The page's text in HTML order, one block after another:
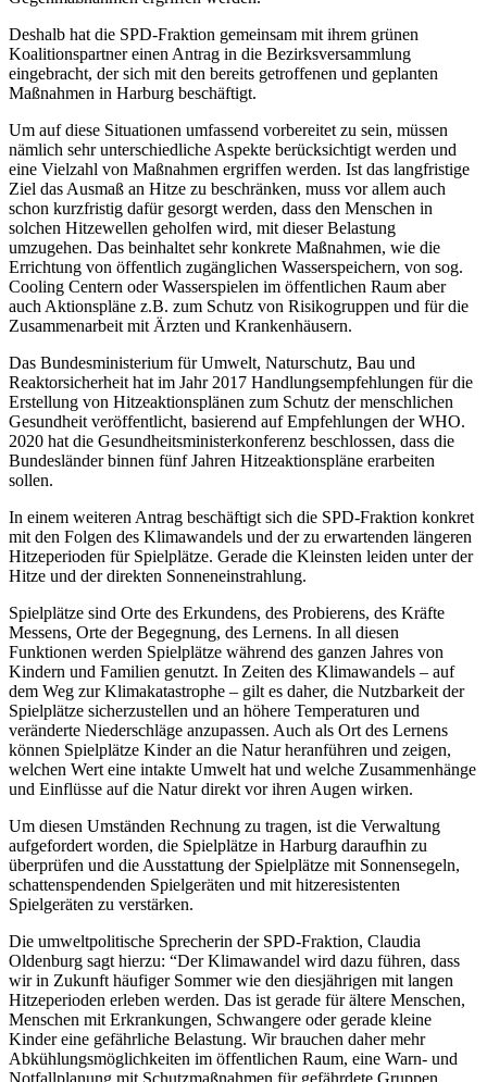
Deshalb hat die SPD-Fraktion gemeinsam mit ihrem grünen
Koalitionspartner einen Antrag in die Bezirksversammlung
eingebracht, der sich mit den bereits getroffenen und geplanten
Maßnahmen in Harburg beschäftigt.
Um auf diese Situationen umfassend vorbereitet zu sein, müssen
nämlich sehr unterschiedliche Aspekte berücksichtigt werden und
eine Vielzahl von Maßnahmen ergriffen werden. Ist das langfristige
Ziel das Ausmaß an Hitze zu beschränken, muss vor allem auch
schon kurzfristig dafür gesorgt werden, dass den Menschen in
solchen Hitzewellen geholfen wird, mit dieser Belastung
umzugehen. Das beinhaltet sehr konkrete Maßnahmen, wie die
Errichtung von öffentlich zugänglichen Wasserspeichern, von sog.
Cooling Centern oder Wasserspielen im öffentlichen Raum aber
auch Aktionspläne z.B. zum Schutz von Risikogruppen und für die
Zusammenarbeit mit Ärzten und Krankenhäusern.
Das Bundesministerium für Umwelt, Naturschutz, Bau und
Reaktorsicherheit hat im Jahr 2017 Handlungsempfehlungen für die
Erstellung von Hitzeaktionsplänen zum Schutz der menschlichen
Gesundheit veröffentlicht, basierend auf Empfehlungen der WHO.
2020 hat die Gesundheitsministerkonferenz beschlossen, dass die
Bundesländer binnen fünf Jahren Hitzeaktionspläne erarbeiten
sollen.
In einem weiteren Antrag beschäftigt sich die SPD-Fraktion konkret
mit den Folgen des Klimawandels und der zu erwartenden längeren
Hitzeperioden für Spielplätze. Gerade die Kleinsten leiden unter der
Hitze und der direkten Sonneneinstrahlung.
Spielplätze sind Orte des Erkundens, des Probierens, des Kräfte
Messens, Orte der Begegnung, des Lernens. In all diesen
Funktionen werden Spielplätze während des ganzen Jahres von
Kindern und Familien genutzt. In Zeiten des Klimawandels – auf
dem Weg zur Klimakatastrophe – gilt es daher, die Nutzbarkeit der
Spielplätze sicherzustellen und an höhere Temperaturen und
veränderte Niederschläge anzupassen. Auch als Ort des Lernens
können Spielplätze Kinder an die Natur heranführen und zeigen,
welchen Wert eine intakte Umwelt hat und welche Zusammenhänge
und Einflüsse auf die Natur direkt vor ihren Augen wirken.
Um diesen Umständen Rechnung zu tragen, ist die Verwaltung
aufgefordert worden, die Spielplätze in Harburg daraufhin zu
überprüfen und die Ausstattung der Spielplätze mit Sonnensegeln,
schattenspendenden Spielgeräten und mit hitzeresistenten
Spielgeräten zu verstärken.
Die umweltpolitische Sprecherin der SPD-Fraktion, Claudia
Oldenburg sagt hierzu: “Der Klimawandel wird dazu führen, dass
wir in Zukunft häufiger Sommer wie den diesjährigen mit langen
Hitzeperioden erleben werden. Das ist gerade für ältere Menschen,
Menschen mit Erkrankungen, Schwangere oder gerade kleine
Kinder eine gefährliche Belastung. Wir brauchen daher mehr
Abkühlungsmöglichkeiten im öffentlichen Raum, eine Warn- und
Notfallplanung mit Schutzmaßnahmen für gefährdete Gruppen.